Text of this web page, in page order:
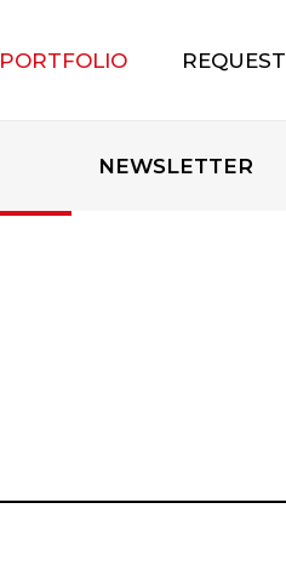
PORTFOLIO
REQUEST
NEWSLETTER